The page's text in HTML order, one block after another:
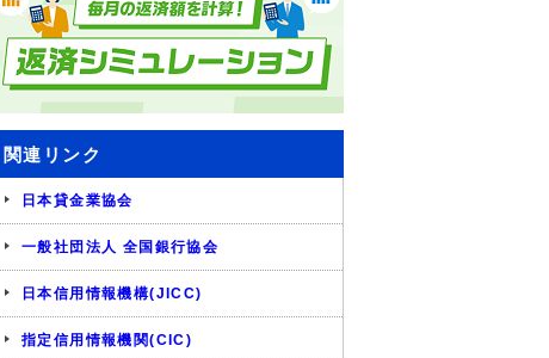
関連リンク
日本貸金業協会
一般社団法人 全国銀行協会
日本信用情報機構(JICC)
指定信用情報機関(CIC)